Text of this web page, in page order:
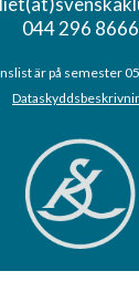
044 296 8666
är på semester